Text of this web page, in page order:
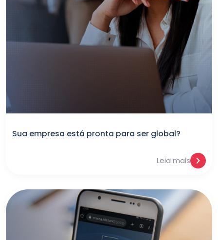
Sua empresa está pronta para ser global?
Leia mais